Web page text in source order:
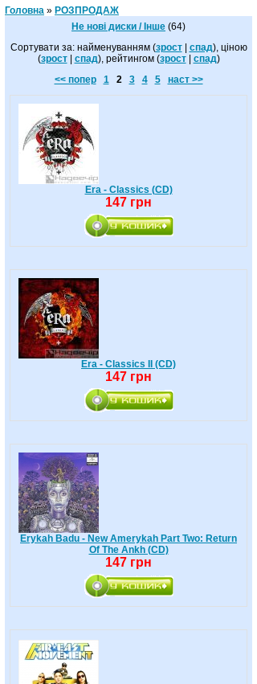
Головна » РОЗПРОДАЖ
Не нові диски / Інше (64)
Сортувати за: найменуванням (зрост| спад), ціною
(зрост| спад), рейтингом (зрост| спад)
<< попер
1 2 3 4 5 наст >>
Era - Classics (CD)
147 грн
Era - Classics II (CD)
147 грн
Erykah Badu - New Amerykah Part Two: Return
Of The Ankh (CD)
147 грн